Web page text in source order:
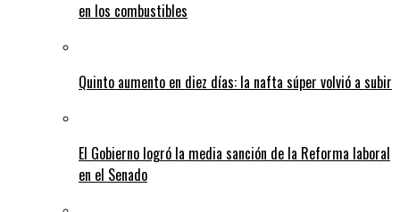
en los combustibles
Quinto aumento en diez días: la nafta súper volvió a subir
El Gobierno logró la media sanción de la Reforma laboral
en el Senado